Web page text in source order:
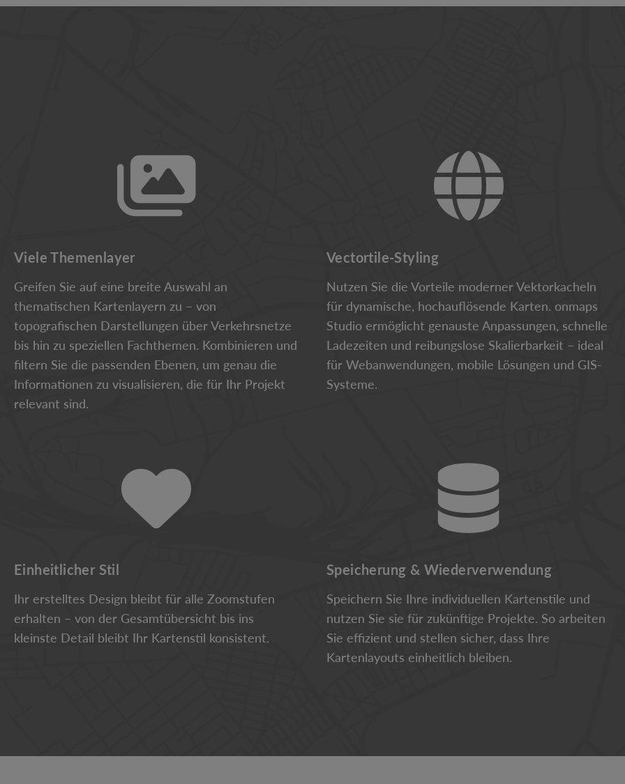
Viele Themenlayer
Greifen Sie auf eine breite Auswahl an
thematischen Kartenlayern zu – von
topografischen Darstellungen über Verkehrsnetze
bis hin zu speziellen Fachthemen. Kombinieren und
filtern Sie die passenden Ebenen, um genau die
Informationen zu visualisieren, die für Ihr Projekt
relevant sind.
Vectortile-Styling
Nutzen Sie die Vorteile moderner Vektorkacheln
für dynamische, hochauflösende Karten. onmaps
Studio ermöglicht genauste Anpassungen, schnelle
Ladezeiten und reibungslose Skalierbarkeit – ideal
für Webanwendungen, mobile Lösungen und GIS-
Systeme.
Einheitlicher Stil
Ihr erstelltes Design bleibt für alle Zoomstufen
erhalten – von der Gesamtübersicht bis ins
kleinste Detail bleibt Ihr Kartenstil konsistent.
Speicherung & Wiederverwendung
Speichern Sie Ihre individuellen Kartenstile und
nutzen Sie sie für zukünftige Projekte. So arbeiten
Sie effizient und stellen sicher, dass Ihre
Kartenlayouts einheitlich bleiben.